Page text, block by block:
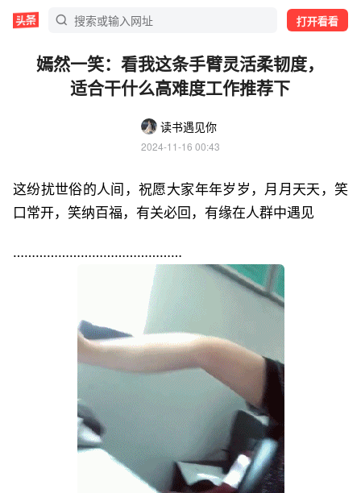
打开看看
嫣然一笑：看我这条手臂灵活柔韧度，
适合干什么高难度工作推荐下
读书遇见你
2024-11-16 00:43
这纷扰世俗的人间，祝愿大家年年岁岁，月月天天，笑
口常开，笑纳百福，有关必回，有缘在人群中遇见
………………………………………